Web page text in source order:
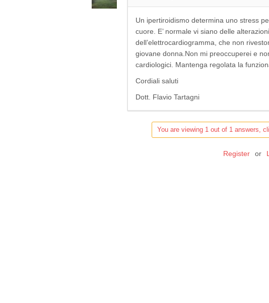
Un ipertiroidismo determina uno stress
cuore. E’ normale vi siano delle
dell’elettrocardiogramma, che non
giovane donna.Non mi preoccuperei e
cardiologici. Mantenga regolata la
Cordiali saluti
Dott. Flavio Tartagni
You are viewing 1 out of 1 answers,
Register or